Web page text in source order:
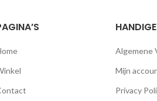
Algemene
Mijn
Privacy